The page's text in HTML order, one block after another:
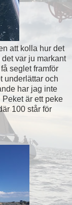
att kolla hur det
var ju markant
seglet framför
underlättar och
har jag inte
Peket är ett peke
100 står för